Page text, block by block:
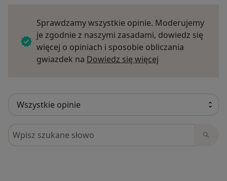
Sprawdzamy wszystkie opinie. Moderujemy
je zgodnie z naszymi zasadami, dowiedz się
więcej o opiniach i sposobie obliczania
gwiazdek na Dowiedz się więcej
Szukaj w opiniach